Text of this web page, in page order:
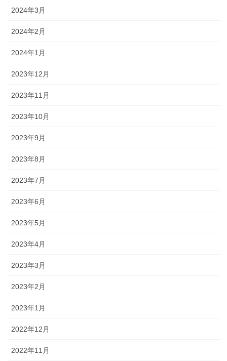
2024年3月
2024年2月
2024年1月
2023年12月
2023年11月
2023年10月
2023年9月
2023年8月
2023年7月
2023年6月
2023年5月
2023年4月
2023年3月
2023年2月
2023年1月
2022年12月
2022年11月